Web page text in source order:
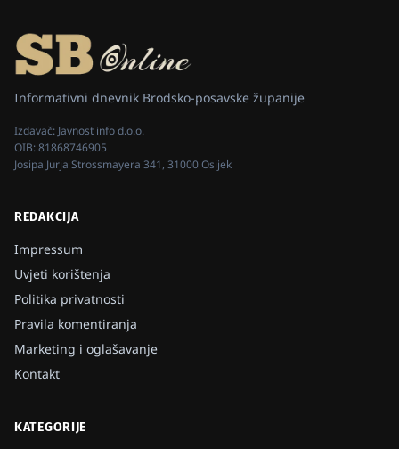
Informativni dnevnik Brodsko-posavske županije
Izdavač: Javnost info d.o.o.
OIB:81868746905
Josipa Jurja Strossmayera 341, 31000 Osijek
REDAKCIJA
Impressum
Uvjeti korištenja
Politika privatnosti
Pravila komentiranja
Marketing i oglašavanje
Kontakt
KATEGORIJE